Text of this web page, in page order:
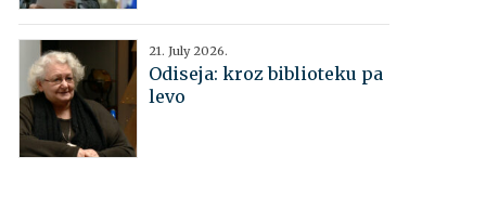
21. July 2026.
Odiseja: kroz biblioteku pa
levo